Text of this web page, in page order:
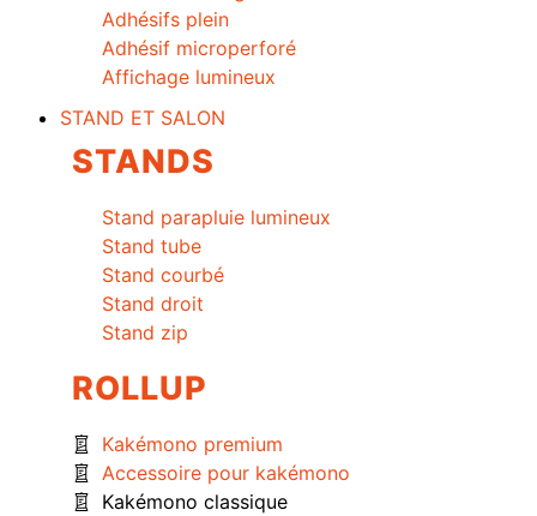
Adhésifs plein
Adhésif microperforé
Affichage lumineux
STAND ET SALON
STANDS
Stand parapluie lumineux
Stand tube
Stand courbé
Stand droit
Stand zip
ROLLUP
Kakémono premium
Accessoire pour kakémono
Kakémono classique